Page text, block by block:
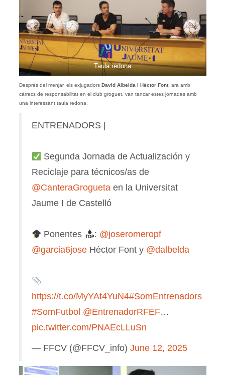
Taula redona
Després del menjar, els exjugadors David Albelda i Héctor Font, ara amb
càrrecs de responsabilitat en el club groguet, van tancar estes jornades amb
una interessant taula redona.
ENTRENADORS |
Segunda Jornada de Actualización y
Reciclaje para técnicos/as de
@CanteraGroguetaen la Universitat
Jaume I de Castelló
Ponentes : @joseromeropf
@garcia6joseHéctor Font y @dalbelda
https://t.co/MyYAt4YuN4#SomEntrenadors
#SomFutbol @EntrenadorRFEF…
pic.twitter.com/PNAEcLLuSn
— FFCV (@FFCV_info) June 12, 2025